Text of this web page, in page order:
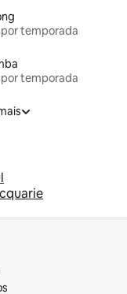
temporada
temporada